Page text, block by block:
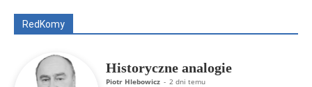
RedKomy
Historyczne analogie
Piotr Hlebowicz - 2 dni temu